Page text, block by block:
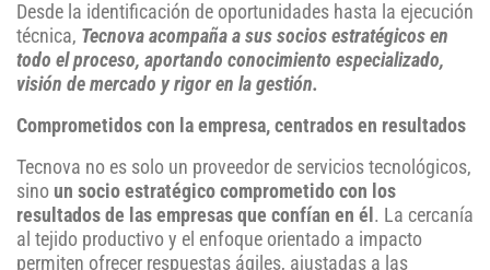
Desde la identificación de oportunidades hasta la ejecución
técnica, Tecnova acompaña a sus socios estratégicos en
todo el proceso, aportando conocimiento especializado,
visión de mercado y rigor en la gestión.
Comprometidos con la empresa, centrados en resultados
Tecnova no es solo un proveedor de servicios tecnológicos,
sino un socio estratégico comprometido con los
resultados de las empresas que confían en él . La cercanía
al tejido productivo y el enfoque orientado a impacto
permiten ofrecer respuestas ágiles, ajustadas a las